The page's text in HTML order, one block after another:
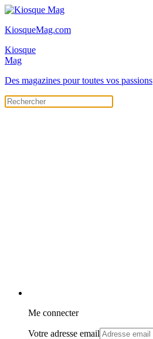
KiosqueMag.com
Kiosque
Mag
Des magazines pour toutes vos passions
Me connecter
Votre adresse email